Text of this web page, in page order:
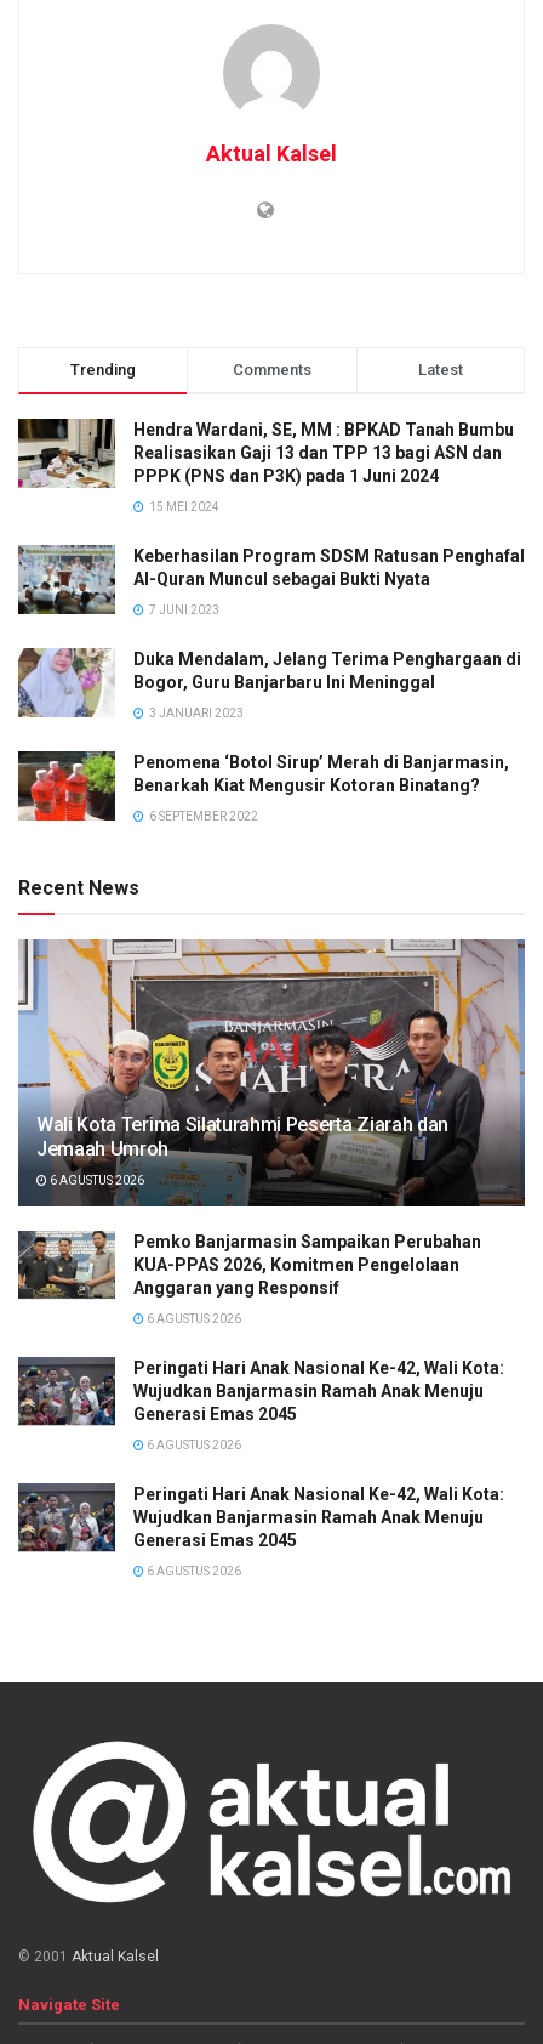
Aktual Kalsel
Trending Comments Latest
Hendra Wardani, SE, MM : BPKAD Tanah Bumbu
Realisasikan Gaji 13 dan TPP 13 bagi ASN dan
PPPK (PNS dan P3K) pada 1 Juni 2024
15 MEI 2024
Keberhasilan Program SDSM Ratusan Penghafal
Al-Quran Muncul sebagai Bukti Nyata
7 JUNI 2023
Duka Mendalam, Jelang Terima Penghargaan di
Bogor, Guru Banjarbaru Ini Meninggal
3 JANUARI 2023
Penomena ‘Botol Sirup’ Merah di Banjarmasin,
Benarkah Kiat Mengusir Kotoran Binatang?
6 SEPTEMBER 2022
Recent News
Wali Kota Terima Silaturahmi Peserta Ziarah dan
Jemaah Umroh
6 AGUSTUS 2026
Pemko Banjarmasin Sampaikan Perubahan
KUA-PPAS 2026, Komitmen Pengelolaan
Anggaran yang Responsif
6 AGUSTUS 2026
Peringati Hari Anak Nasional Ke-42, Wali Kota:
Wujudkan Banjarmasin Ramah Anak Menuju
Generasi Emas 2045
6 AGUSTUS 2026
Peringati Hari Anak Nasional Ke-42, Wali Kota:
Wujudkan Banjarmasin Ramah Anak Menuju
Generasi Emas 2045
6 AGUSTUS 2026
© 2001 Aktual Kalsel
Navigate Site